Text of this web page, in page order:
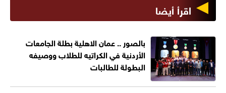
اقرأ أيضا
بالصور .. عمان الاهلية بطلة الجامعات
الأردنية في الكراتيه للطلاب ووصيفه
البطولة للطالبات